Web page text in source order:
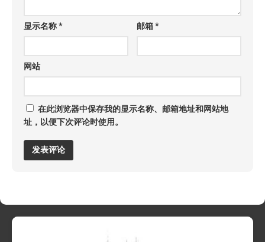
显示名称* 邮箱*
网站
在此浏览器中保存我的显示名称、邮箱地址和网站地
址，以便下次评论时使用。